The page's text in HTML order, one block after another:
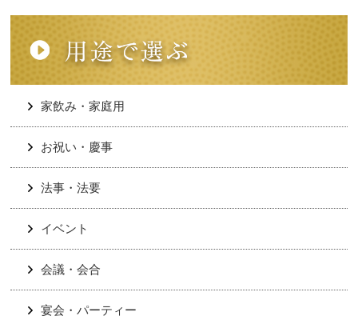
家飲み・家庭用
お祝い・慶事
法事・法要
イベント
会議・会合
宴会・パーティー